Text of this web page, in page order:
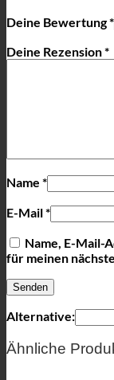
Deine Bewertung*
Deine Rezension*
Name *
E-Mail*
Name, E-Mail-
für meinen
Alternative:
Ähnliche